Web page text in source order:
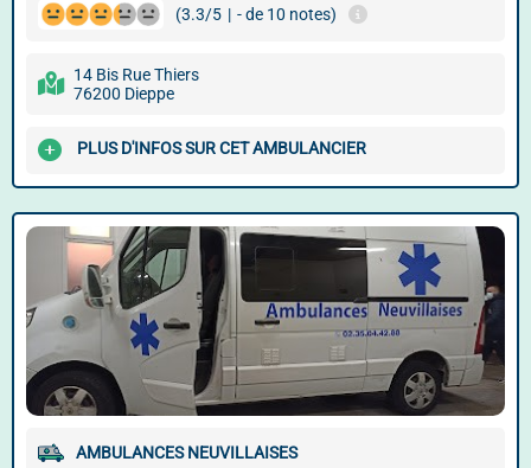
(3.3/5 | - de 10 notes)
14 Bis Rue Thiers
76200 Dieppe
PLUS D'INFOS SUR CET AMBULANCIER
AMBULANCES NEUVILLAISES